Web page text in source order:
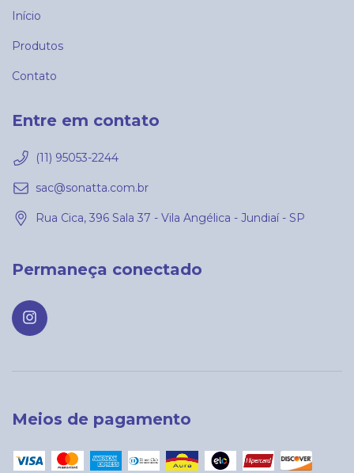
Início
Produtos
Contato
Entre em contato
(11) 95053-2244
sac@sonatta.com.br
Rua Cica, 396 Sala 37 - Vila Angélica - Jundiaí - SP
Permaneça conectado
Meios de pagamento